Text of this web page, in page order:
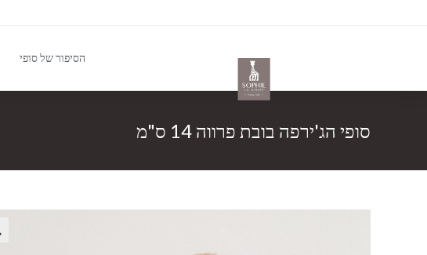
הסיפור של סופי
סופי הג'ירפה בובת פרווה 14 ס"מ